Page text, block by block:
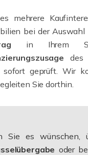
mehrere
bei der
in Ihrem
des
sofort geprüft. Wir
Sie dorthin.
Sie es wünschen,
oder